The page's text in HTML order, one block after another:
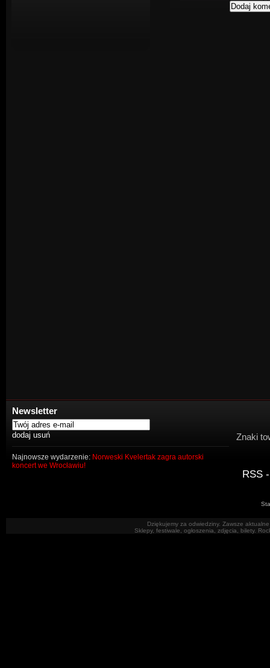
Newsletter
Najnowsze wydarzenie: Norweski Kvelertak zagra autorski
koncert we Wrocławiu!
Znaki
RSS
Dziękujemy za odwiedziny. Zawsze
Sklepy, festiwale, ogłoszenia, zdjęcia, bilety.